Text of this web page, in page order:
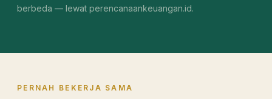
berbeda — lewat perencanaankeuangan.id.
PERNAH BEKERJA SAMA